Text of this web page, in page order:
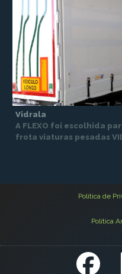
Vidrala
A FLEXO foi escolhida
frota viaturas pesadas
Política de
Política